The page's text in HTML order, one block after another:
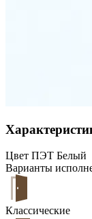
Цвет ПЭТ Белый
Варианты
Классические